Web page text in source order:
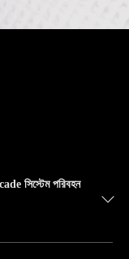
সিস্টেম পরিবহন